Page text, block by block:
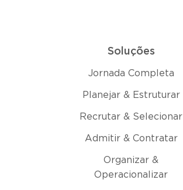
Soluções
Jornada Completa
Planejar & Estruturar
Recrutar & Selecionar
Admitir & Contratar
Organizar &
Operacionalizar